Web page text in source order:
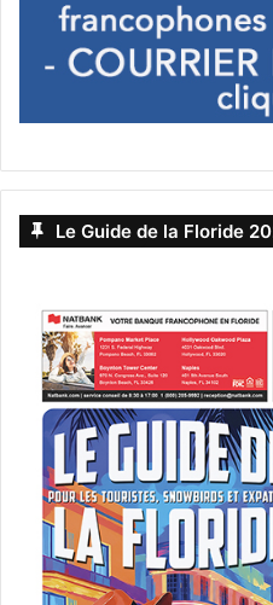
Le Guide de la Floride